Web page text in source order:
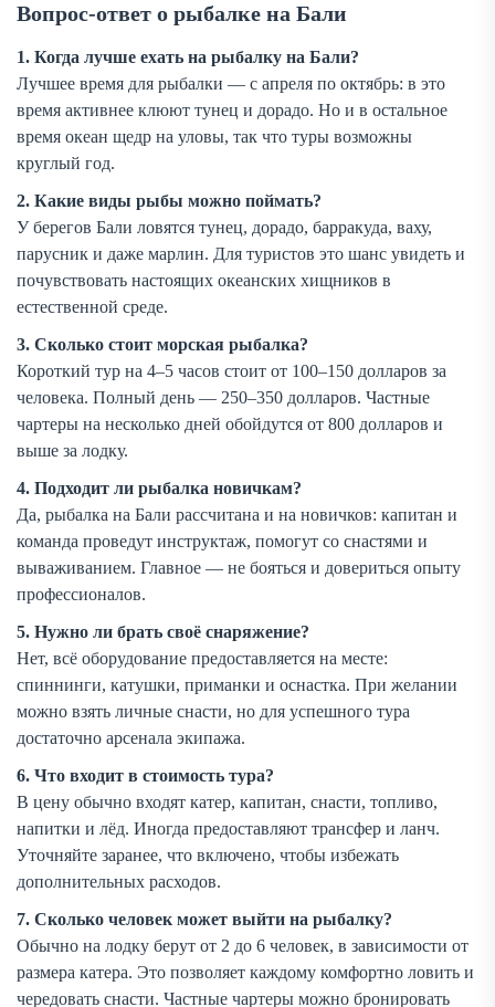
Вопрос-ответ о рыбалке на Бали
1. Когда лучше ехать на рыбалку на Бали?
Лучшее время для рыбалки — с апреля по октябрь: в это
время активнее клюют тунец и дорадо. Но и в остальное
время океан щедр на уловы, так что туры возможны
круглый год.
2. Какие виды рыбы можно поймать?
У берегов Бали ловятся тунец, дорадо, барракуда, ваху,
парусник и даже марлин. Для туристов это шанс увидеть и
почувствовать настоящих океанских хищников в
естественной среде.
3. Сколько стоит морская рыбалка?
Короткий тур на 4–5 часов стоит от 100–150 долларов за
человека. Полный день — 250–350 долларов. Частные
чартеры на несколько дней обойдутся от 800 долларов и
выше за лодку.
4. Подходит ли рыбалка новичкам?
Да, рыбалка на Бали рассчитана и на новичков: капитан и
команда проведут инструктаж, помогут со снастями и
вываживанием. Главное — не бояться и довериться опыту
профессионалов.
5. Нужно ли брать своё снаряжение?
Нет, всё оборудование предоставляется на месте:
спиннинги, катушки, приманки и оснастка. При желании
можно взять личные снасти, но для успешного тура
достаточно арсенала экипажа.
6. Что входит в стоимость тура?
В цену обычно входят катер, капитан, снасти, топливо,
напитки и лёд. Иногда предоставляют трансфер и ланч.
Уточняйте заранее, что включено, чтобы избежать
дополнительных расходов.
7. Сколько человек может выйти на рыбалку?
Обычно на лодку берут от 2 до 6 человек, в зависимости от
размера катера. Это позволяет каждому комфортно ловить и
чередовать снасти. Частные чартеры можно бронировать